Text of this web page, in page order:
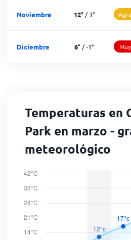
Noviembre 12°/3°
Diciembre 6° /-1°
Temperaturas en
Park en marzo -
meteorológico